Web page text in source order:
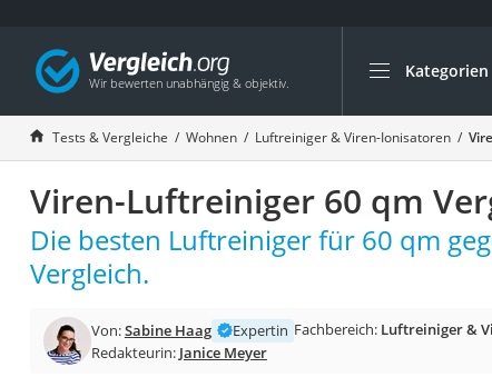
Kategorien
Die beliebtesten
Wohnen
Matratzen-
Matratzen
Tageslichtlampe
Ergonomischer
Tests & Vergleiche Wohnen Luftreiniger & Viren-Ionisatoren
Viren-Luftreiniger 60 qm
Die besten Luftreiniger für 60 qm
Vergleich.
Von:Sabine Haag Expertin Fachbereich: Luftreiniger &
Redakteurin: Janice Meyer